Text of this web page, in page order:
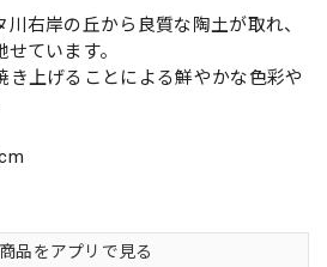
右岸の丘から良質な陶土が取れ、
ています。
き上げることによる鮮やかな色彩や
品をアプリで見る